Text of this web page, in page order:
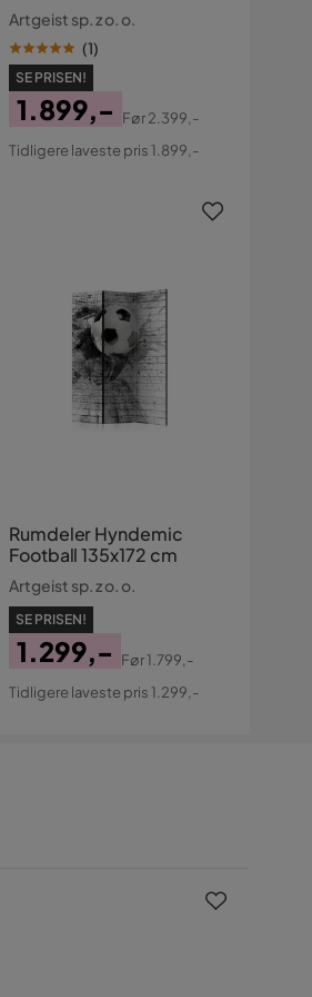
Artgeist sp. z o. o.
(1)
SE PRISEN!
Pris
1.899,-
Original
Før2.399,-
Tidligere laveste pris 1.899,-
Rumdeler Hyndemic
Football 135x172 cm
Artgeist sp. z o. o.
SE PRISEN!
Pris
1.299,-
Original
Før1.799,-
Tidligere laveste pris 1.299,-